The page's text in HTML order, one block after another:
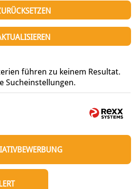
führen zu keinem Resultat.
Sucheinstellungen.